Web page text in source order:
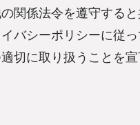
関係法令を遵守する
バシーポリシーに従
切に取り扱うことを宣